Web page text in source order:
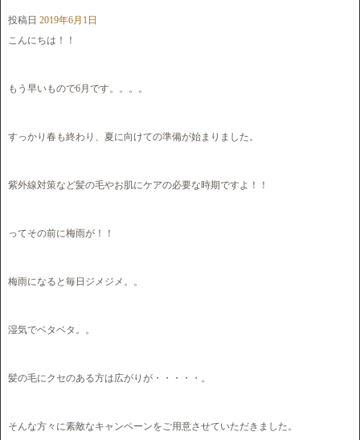
投稿日 2019年6月1日
こんにちは！！
もう早いもので6月です。。。。
すっかり春も終わり、夏に向けての準備が始まりました。
紫外線対策など髪の毛やお肌にケアの必要な時期ですよ！！
ってその前に梅雨が！！
梅雨になると毎日ジメジメ。。
湿気でベタベタ。。
髪の毛にクセのある方は広がりが・・・・・。
そんな方々に素敵なキャンペーンをご用意させていただきました。